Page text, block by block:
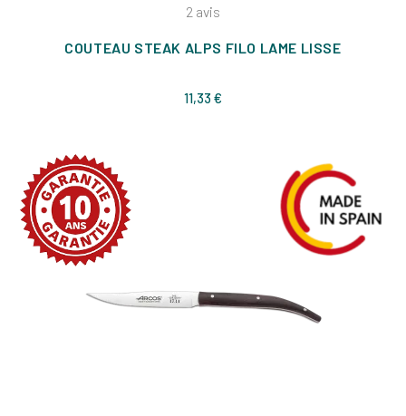
2 avis
COUTEAU STEAK ALPS FILO LAME LISSE
11,33 €